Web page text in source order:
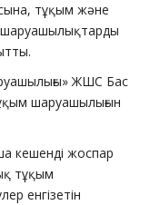
тұқым және
ЖШС Бас
шаруашылығын
кешенді жоспар
тұқым
енгізетін